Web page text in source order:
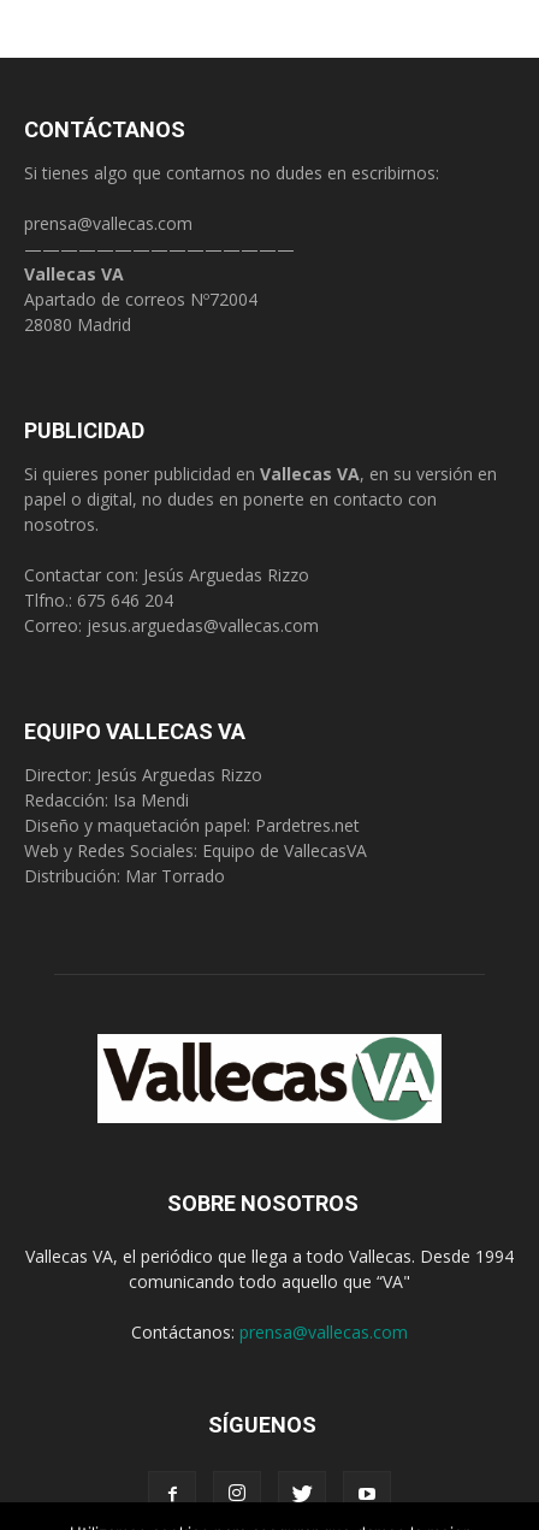
CONTÁCTANOS
Si tienes algo que contarnos no dudes en escribirnos:
prensa@vallecas.com
———————————————
Vallecas VA
Apartado de correos Nº72004
28080 Madrid
PUBLICIDAD
Si quieres poner publicidad en Vallecas VA, en su versión en
papel o digital, no dudes en ponerte en contacto con
nosotros.
Contactar con: Jesús Arguedas Rizzo
Tlfno.: 675 646 204
Correo: jesus.arguedas@vallecas.com
EQUIPO VALLECAS VA
Director: Jesús Arguedas Rizzo
Redacción: Isa Mendi
Diseño y maquetación papel: Pardetres.net
Web y Redes Sociales: Equipo de VallecasVA
Distribución: Mar Torrado
SOBRE NOSOTROS
Vallecas VA, el periódico que llega a todo Vallecas. Desde 1994
comunicando todo aquello que “VA"
Contáctanos: prensa@vallecas.com
SÍGUENOS